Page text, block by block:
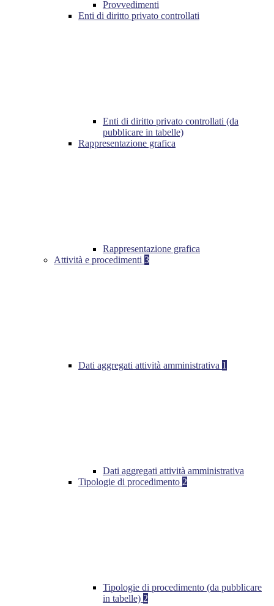
Provvedimenti
Enti di diritto privato controllati
Enti di diritto privato controllati (da
pubblicare in tabelle)
Rappresentazione grafica
Rappresentazione grafica
Attività e procedimenti 3
Dati aggregati attività amministrativa 1
Dati aggregati attività amministrativa
Tipologie di procedimento 2
Tipologie di procedimento (da pubblicare
in tabelle) 2